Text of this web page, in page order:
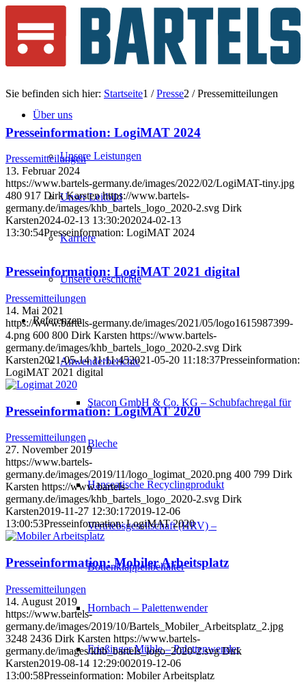
Über uns
Unsere Leistungen
Unser Leitbild
Karriere
Unsere Geschichte
Referenzen
Anwenderberichte
Stacon GmbH & Co. KG – Schubfachregal für
Bleche
Hanseatische Recyclingprodukt
Vertriebsgesellschaft (HRV) –
Bodenklappenbehälter
Hornbach – Palettenwender
Frießinger Mühle – Palettenwender
Sie befinden sich hier: Startseite1 / Presse2 / Pressemitteilungen
Presseinformation: LogiMAT 2024
Pressemitteilungen
13. Februar 2024
https://www.bartels-germany.de/images/2022/02/LogiMAT-tiny.jpg
480 917 Dirk Karsten https://www.bartels-
germany.de/images/khb_bartels_logo_2020-2.svg Dirk
Karsten2024-02-13 13:30:202024-02-13
13:30:54Presseinformation: LogiMAT 2024
Presseinformation: LogiMAT 2021 digital
Pressemitteilungen
14. Mai 2021
https://www.bartels-germany.de/images/2021/05/logo1615987399-
4.png 600 800 Dirk Karsten https://www.bartels-
germany.de/images/khb_bartels_logo_2020-2.svg Dirk
Karsten2021-05-14 11:11:452021-05-20 11:18:37Presseinformation:
LogiMAT 2021 digital
Presseinformation: LogiMAT 2020
Pressemitteilungen
27. November 2019
https://www.bartels-
germany.de/images/2019/11/logo_logimat_2020.png 400 799 Dirk
Karsten https://www.bartels-
germany.de/images/khb_bartels_logo_2020-2.svg Dirk
Karsten2019-11-27 12:30:172019-12-06
13:00:53Presseinformation: LogiMAT 2020
Presseinformation: Mobiler Arbeitsplatz
Pressemitteilungen
14. August 2019
https://www.bartels-
germany.de/images/2019/10/Bartels_Mobiler_Arbeitsplatz_2.jpg
3248 2436 Dirk Karsten https://www.bartels-
germany.de/images/khb_bartels_logo_2020-2.svg Dirk
Karsten2019-08-14 12:29:002019-12-06
13:00:58Presseinformation: Mobiler Arbeitsplatz